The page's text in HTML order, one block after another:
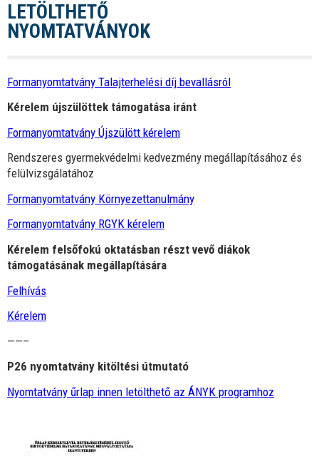
LETÖLTHETŐ
NYOMTATVÁNYOK
Formanyomtatvány Talajterhelési díj bevallásról
Kérelem újszülöttek támogatása iránt
Formanyomtatvány Újszülött kérelem
Rendszeres gyermekvédelmi kedvezmény megállapításához és
felülvizsgálatához
Formanyomtatvány Környezettanulmány
Formanyomtatvány RGYK kérelem
Kérelem felsőfokú oktatásban részt vevő diákok
támogatásának megállapítására
Felhívás
Kérelem
——–
P26 nyomtatvány kitöltési útmutató
Nyomtatvány űrlap innen letölthető az ÁNYK programhoz